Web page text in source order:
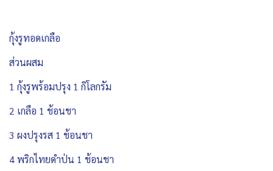
กุ้งรูทอดเกลือ
ส่วนผสม
1 กุ้งรูพร้อมปรุง 1 กิโลกรัม
2 เกลือ 1 ช้อนชา
3 ผงปรุงรส 1 ช้อนชา
4 พริกไทยดำป่น 1 ช้อนชา